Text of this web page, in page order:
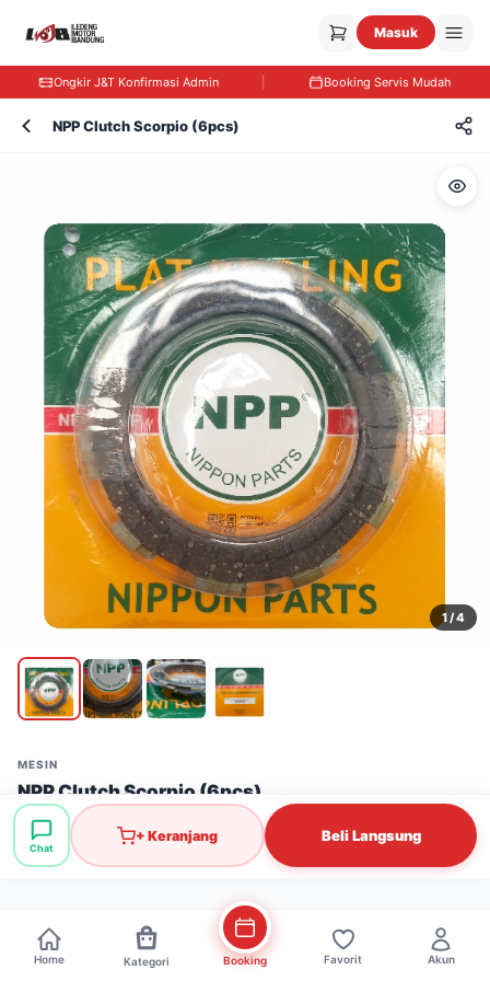
Masuk
Ongkir J&T Konfirmasi Admin Booking Servis Mudah
NPP Clutch Scorpio (6pcs)
1/ 4
MESIN
NPP Clutch Scorpio (6pcs)
Stok: 13 pcs
Rp84.000
Chat
+ Keranjang Beli Langsung
Home Kategori Booking Favorit Akun